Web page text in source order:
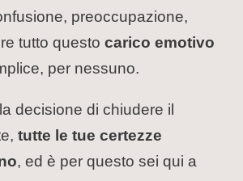
preoccupazione,
tutto questo carico emotivo
per nessuno.
decisione di chiudere il
tutte le tue certezze
, ed è per questo sei qui a